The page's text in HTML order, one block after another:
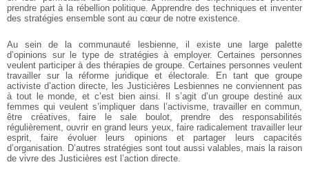
prendre part à la rébellion politique. Apprendre des techniques et inventer
des stratégies ensemble sont au cœur de notre existence.
Au sein de la communauté lesbienne, il existe une large palette
d’opinions sur le type de stratégies à employer. Certaines personnes
veulent participer à des thérapies de groupe. Certaines personnes veulent
travailler sur la réforme juridique et électorale. En tant que groupe
activiste d’action directe, les Justicières Lesbiennes ne conviennent pas
à tout le monde, et c’est bien ainsi. Il s’agit d’un groupe destiné aux
femmes qui veulent s’impliquer dans l’activisme, travailler en commun,
être créatives, faire le sale boulot, prendre des responsabilités
régulièrement, ouvrir en grand leurs yeux, faire radicalement travailler leur
esprit, faire évoluer leurs opinions et partager leurs capacités
d’organisation. D’autres stratégies sont tout aussi valables, mais la raison
de vivre des Justicières est l’action directe.